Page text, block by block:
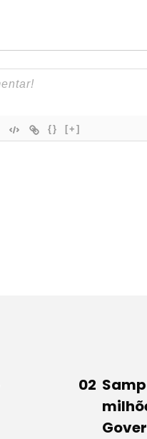
{} [+]